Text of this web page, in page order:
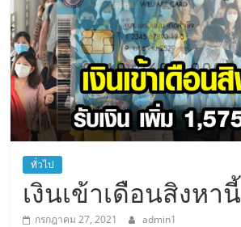
ทั่วไป
เงินเข้าเดือนสิงหานี้
กรกฎาคม 27, 2021 admin1